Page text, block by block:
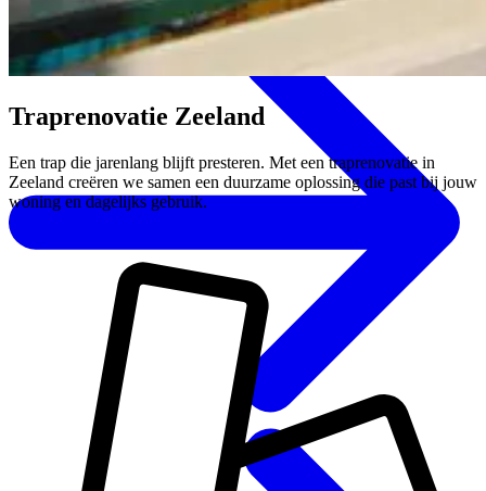
Traprenovatie Zeeland
Een trap die jarenlang blijft presteren. Met een traprenovatie in
Zeeland creëren we samen een duurzame oplossing die past bij jouw
woning en dagelijks gebruik.